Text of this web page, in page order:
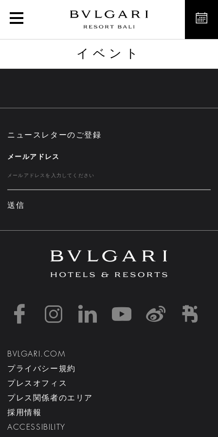
イベント
イベント
ニュースレターのご登録
メールアドレス
送信
https://https://https://
https://
BVLGARI.COM
プライバシー規約
プレスオフィス
プレス関係者のエリア
採用情報
ACCESSIBILITY